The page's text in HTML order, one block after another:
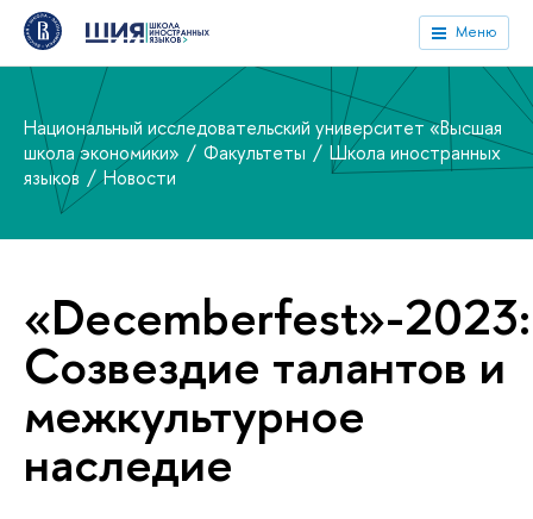
Меню
Национальный исследовательский университет «Высшая
школа экономики»
Факультеты
Школа иностранных
языков
Новости
«Decemberfest»-2023:
Созвездие талантов и
межкультурное
наследие